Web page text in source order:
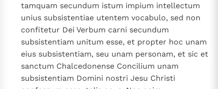
tamquam secundum istum impium intellectum
unius subsistentiae utentem vocabulo, sed non
confitetur Dei Verbum carni secundum
subsistentiam unitum esse, et propter hoc unam
eius subsistentiam, seu unam personam, et sic et
sanctum Chalcedonense Concilium unam
subsistentiam Domini nostri Jesu Christi